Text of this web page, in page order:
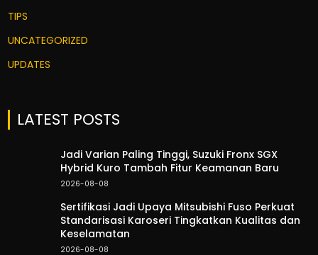
TIPS
UNCATEGORIZED
UPDATES
LATEST POSTS
Jadi Varian Paling Tinggi, Suzuki Fronx SGX
Hybrid Kuro Tambah Fitur Keamanan Baru
2026-08-08
Sertifikasi Jadi Upaya Mitsubishi Fuso Perkuat
Standarisasi Karoseri Tingkatkan Kualitas dan
Keselamatan
2026-08-08